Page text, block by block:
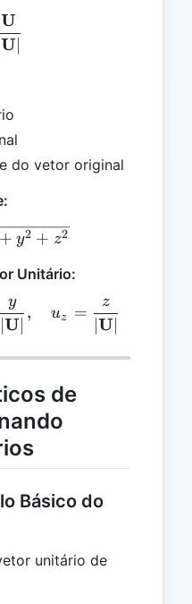
\mathbf{u} =
U∣
U
do vetor original
=
+ y2 + z2
Unitário:
=
∣U∣
y
, uz =
∣U∣
z
de
Básico do
unitário de